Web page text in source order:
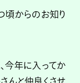
頃からのお知り
今年に入ってか
んと仲良くさせ